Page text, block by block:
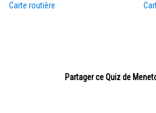
Carte routière
Partager ce Quiz de